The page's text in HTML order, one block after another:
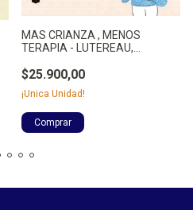
MAS CRIANZA , MENOS
TERAPIA - LUTEREAU,
$25.900,00
¡Unica Unidad!